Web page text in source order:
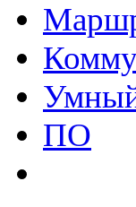
ПО